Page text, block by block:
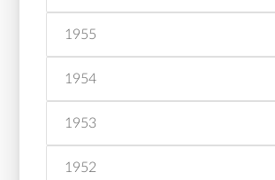
1955
1954
1953
1952